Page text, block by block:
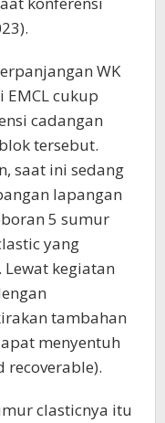
WK
cukup
cadangan
tersebut.
saat ini sedang
lapangan
5 sumur
yang
kegiatan
tambahan
menyentuh
recoverable).
clasticnya itu